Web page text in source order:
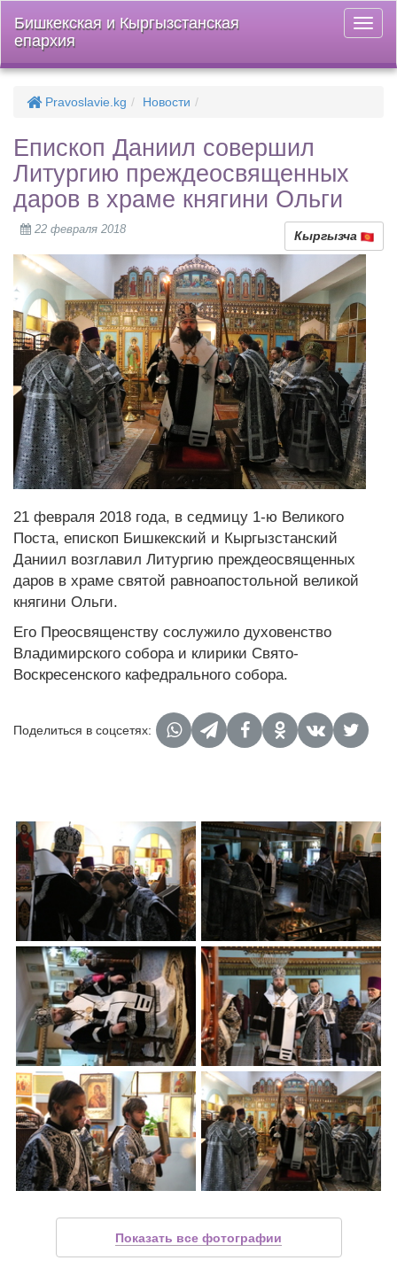
меню
Бишкекская и Кыргызстанская
епархия
Pravoslavie.kg Новости
Епископ Даниил совершил
Литургию преждеосвященных
даров в храме княгини Ольги
22 февраля 2018 Кыргызча
21 февраля 2018 года, в седмицу 1-ю Великого
Поста, епископ Бишкекский и Кыргызстанский
Даниил возглавил Литургию преждеосвященных
даров в храме святой равноапостольной великой
княгини Ольги.
Его Преосвященству сослужило духовенство
Владимирского собора и клирики Свято-
Воскресенского кафедрального собора.
Поделиться в соцсетях:
Показать все фотографии